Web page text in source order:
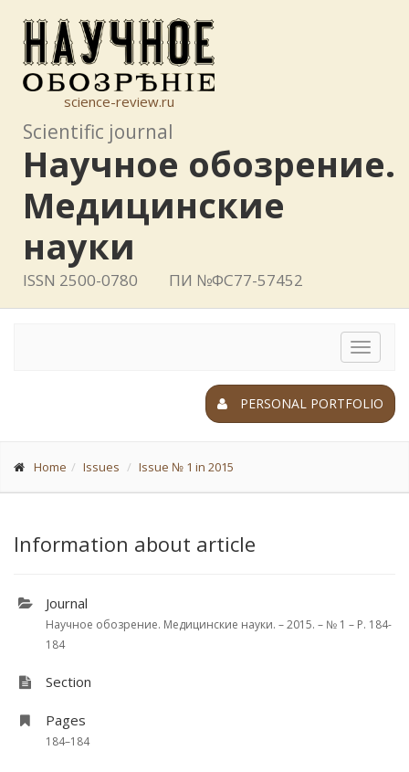
science-review.ru
Scientific journal
Научное обозрение.
Медицинские
науки
ISSN 2500-0780 ПИ №ФС77-57452
Toggle
PERSONAL PORTFOLIO
Home Issues Issue № 1 in 2015
Information about article
Journal
Научное обозрение. Медицинские науки. – 2015. – № 1 – P. 184-
184
Section
Pages
184–184